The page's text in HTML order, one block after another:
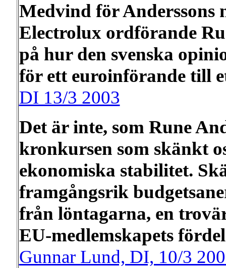
Medvind för Anderssons
Electrolux ordförande
på hur den svenska
för ett euroinförande till
DI 13/3 2003
Det är inte, som Rune
kronkursen som skänkt
ekonomiska stabilitet.
framgångsrik
från löntagarna, en
EU-medlemskapets
Gunnar Lund, DI, 10/3